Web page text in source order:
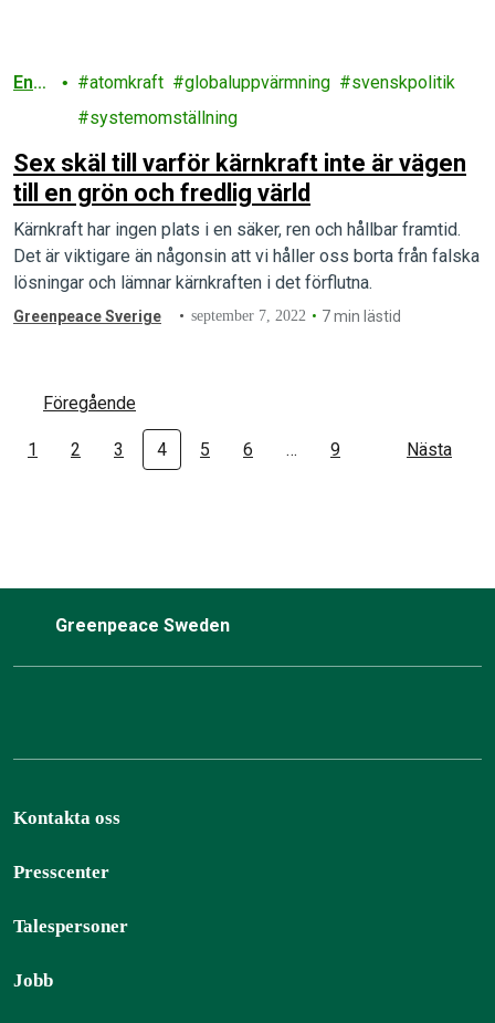
Ener
atomkraft globaluppvärmning
svenskpolitik
systemomställning
Sex skäl till varför kärnkraft inte är vägen
till en grön och fredlig värld
Kärnkraft har ingen plats i en säker, ren och hållbar framtid.
Det är viktigare än någonsin att vi håller oss borta från falska
lösningar och lämnar kärnkraften i det förflutna.
Greenpeace Sverige september 7, 2022 7 min lästid
Föregående
1 2 3 4 5 6 … 9 Nästa
Greenpeace Sweden
Kontakta oss
Presscenter
Talespersoner
Jobb